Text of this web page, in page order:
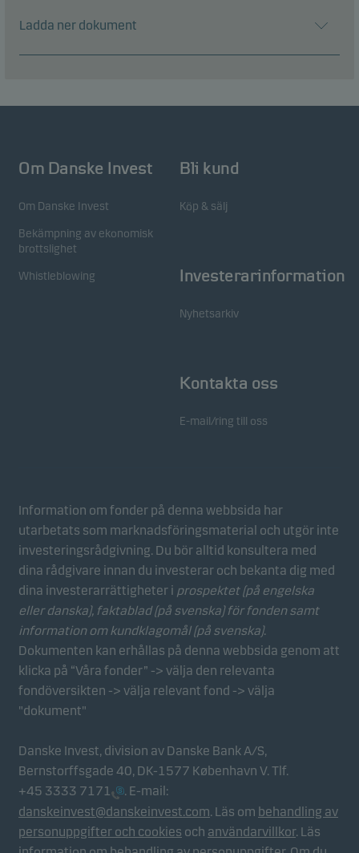
Ladda ner dokument
Om Danske Invest
Om Danske Invest
Bekämpning av ekonomisk
brottslighet
Whistleblowing
Bli kund
Köp & sälj
Investerarinformation
Nyhetsarkiv
Kontakta oss
E-mail/ring till oss
Information om fonder på denna webbsida har
utarbetats som marknadsföringsmaterial och utgör inte
investeringsrådgivning. Du bör alltid konsultera med
dina rådgivare innan du investerar och bekanta dig med
dina investerarrättigheter i prospektet (på engelska
eller danska), faktablad(på svenska) för fonden samt
information om kundklagomål (på svenska).
Dokumenten kan erhållas på denna webbsida genom att
klicka på “Våra fonder” -> välja den relevanta
fondöversikten -> välja relevant fond -> välja
"dokument"
Danske Invest, division av Danske Bank A/S,
Bernstorffsgade 40, DK-1577 København V. Tlf.
+45 3333 7171
. E-mail:
danskeinvest@danskeinvest.com. Läs om behandling av
personuppgifter och cookies och användarvillkor. Läs